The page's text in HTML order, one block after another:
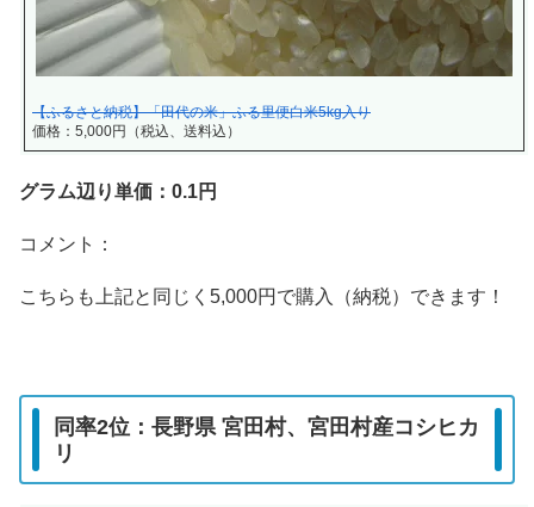
【ふるさと納税】「田代の米」ふる里便白米5kg入り
価格：5,000円（税込、送料込）
グラム辺り単価：0.1円
コメント：
こちらも上記と同じく5,000円で購入（納税）できます！
同率2位：長野県 宮田村、宮田村産コシヒカ
リ